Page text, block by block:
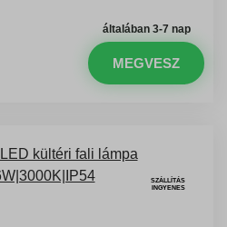
általában 3-7 nap
MEGVESZ
SZÁLLÍTÁS
INGYENES